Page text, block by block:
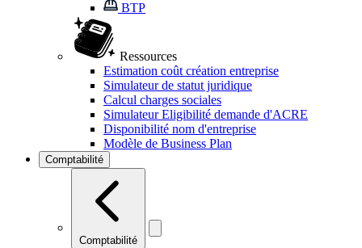
BTP
Ressources
Estimation coût création entreprise
Simulateur de statut juridique
Calcul charges sociales
Simulateur Eligibilité demande d'ACRE
Disponibilité nom d'entreprise
Modèle de Business Plan
Comptabilité
Comptabilité